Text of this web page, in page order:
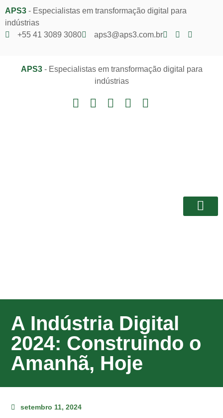
APS3 - Especialistas em transformação digital para
indústrias
+55 41 3089 3080
aps3@aps3.com.br
APS3- Especialistas em transformação digital para
indústrias
A Indústria Digital
2024: Construindo o
Amanhã, Hoje
setembro 11, 2024